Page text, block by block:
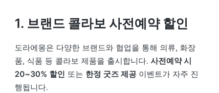
1. 브랜드 콜라보 사전예약 할인
도라에몽은 다양한 브랜드와 협업을 통해 의류, 화장
품, 식품 등 콜라보 제품을 출시합니다. 사전예약 시
20~30% 할인 또는 한정 굿즈 제공 이벤트가 자주 진
행됩니다.